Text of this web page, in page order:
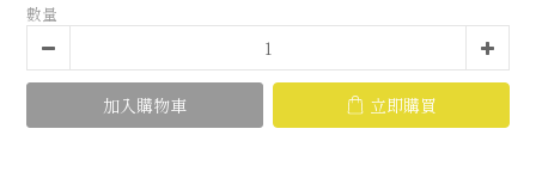
數量
加入購物車 立即購買